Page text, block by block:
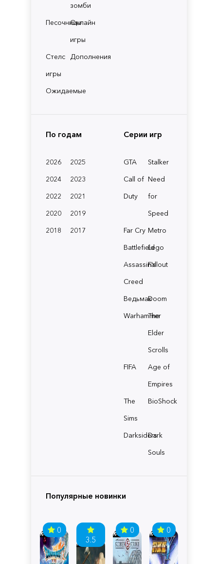
зомби
ПесочницыОнлайн
игры
Стелс
игры
Дополнения
Ожидаемые
По годам
2026
2025
2024
2023
2022
2021
2020
2019
2018
2017
Серии игр
GTA
Stalker
Call of
Duty
Need
for
Speed
Far Cry Metro
BattlefieldLego
Assassin's
Creed
Fallout
ВедьмакDoom
Warhammer
The
Elder
Scrolls
FIFA
Age of
Empires
The
Sims
BioShock
Darksiders
Dark
Souls
Популярные новинки
0
3.5
0 0